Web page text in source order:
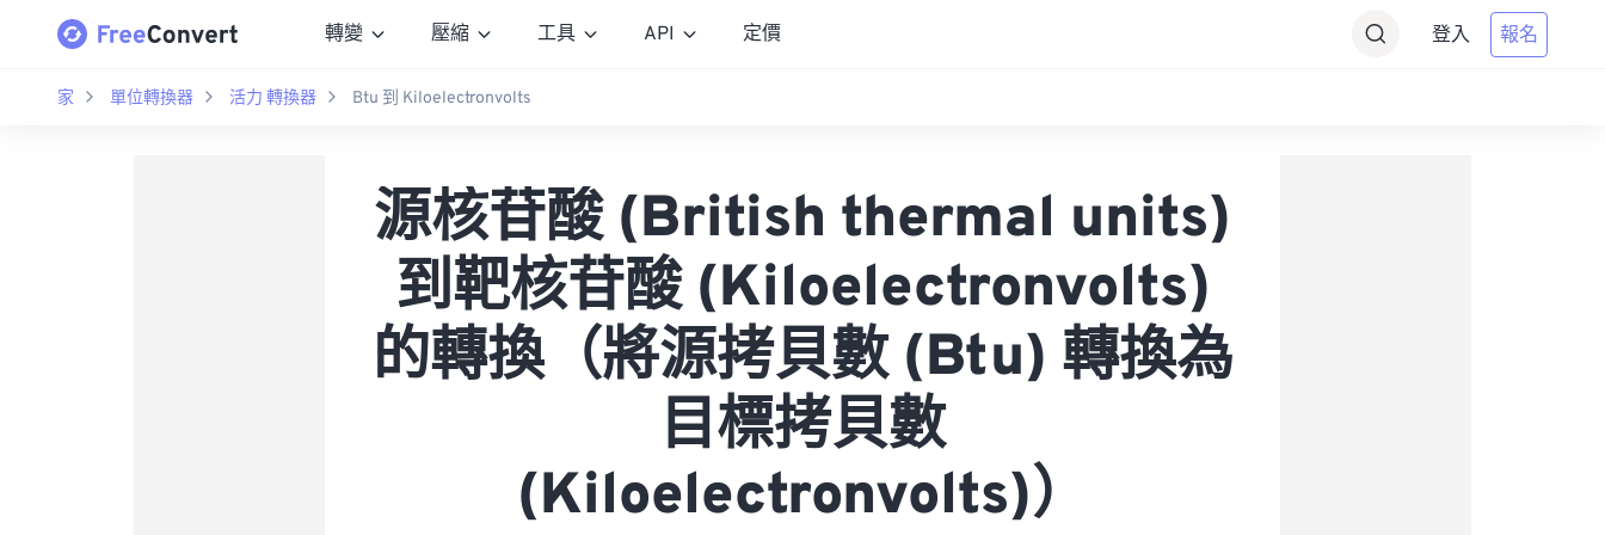
轉變 壓縮 工具 API 定價 登入 報名
家 單位轉換器 活力 轉換器 Btu 到 Kiloelectronvolts
源核苷酸 (British thermal units)
到靶核苷酸 (Kiloelectronvolts)
的轉換（將源拷貝數 (Btu) 轉換為
目標拷貝數
(Kiloelectronvolts)）